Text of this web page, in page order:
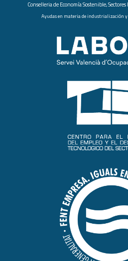
Conselleria de Economía Sostenible,
Ayudas en materia de industrialización